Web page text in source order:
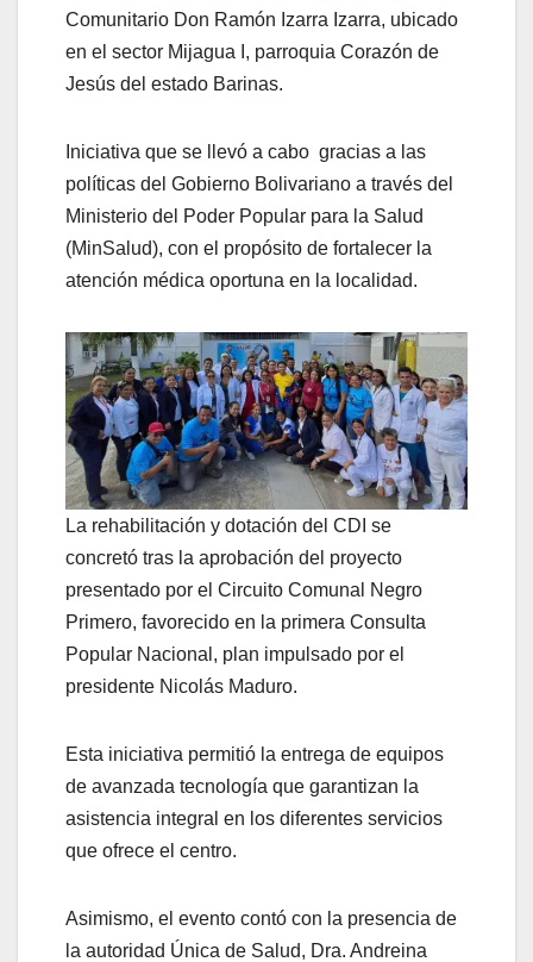
Comunitario Don Ramón Izarra Izarra, ubicado
en el sector Mijagua I, parroquia Corazón de
Jesús del estado Barinas.
Iniciativa que se llevó a cabo gracias a las
políticas del Gobierno Bolivariano a través del
Ministerio del Poder Popular para la Salud
(MinSalud), con el propósito de fortalecer la
atención médica oportuna en la localidad.
La rehabilitación y dotación del CDI se
concretó tras la aprobación del proyecto
presentado por el Circuito Comunal Negro
Primero, favorecido en la primera Consulta
Popular Nacional, plan impulsado por el
presidente Nicolás Maduro.
Esta iniciativa permitió la entrega de equipos
de avanzada tecnología que garantizan la
asistencia integral en los diferentes servicios
que ofrece el centro.
Asimismo, el evento contó con la presencia de
la autoridad Única de Salud, Dra. Andreina